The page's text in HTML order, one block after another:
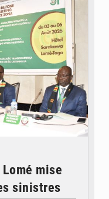
Lomé mise
sinistres